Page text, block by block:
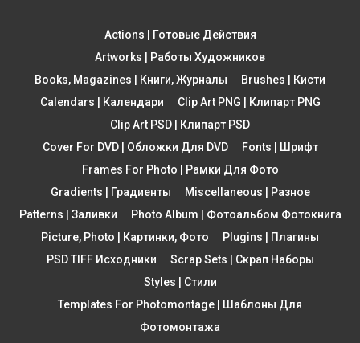
Actions | Готовые Действия
Artworks | Работы Художников
Books, Magazines | Книги, Журналы
Brushes | Кисти
Calendars | Календари
Clip Art PNG | Клипарт PNG
Clip Art PSD | Клипарт PSD
Cover For DVD | Обложки Для DVD
Fonts | Шрифт
Frames For Photo | Рамки Для Фото
Gradients | Градиенты
Miscellaneous | Разное
Patterns | Заливки
Photo Album | Фотоальбом Фотокнига
Picture, Photo | Картинки, Фото
Plugins | Плагины
PSD TIFF Исходники
Scrap Sets | Скрап Наборы
Styles | Стили
Templates For Photomontage | Шаблоны Для
Фотомонтажа